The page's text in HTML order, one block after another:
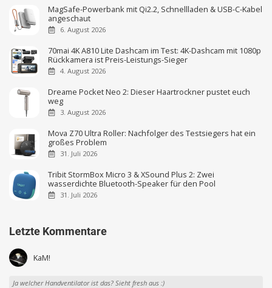
MagSafe-Powerbank mit Qi2.2, Schnellladen & USB-C-Kabel
angeschaut
6. August 2026
70mai 4K A810 Lite Dashcam im Test: 4K-Dashcam mit 1080p
Rückkamera ist Preis-Leistungs-Sieger
4. August 2026
Dreame Pocket Neo 2: Dieser Haartrockner pustet euch
weg
3. August 2026
Mova Z70 Ultra Roller: Nachfolger des Testsiegers hat ein
großes Problem
31. Juli 2026
Tribit StormBox Micro 3 & XSound Plus 2: Zwei
wasserdichte Bluetooth-Speaker für den Pool
31. Juli 2026
Letzte Kommentare
KaM!
Ja welcher Handventilator ist das? Sieht fresh aus :)